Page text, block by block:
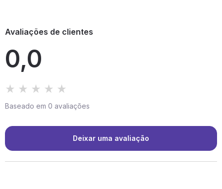
Avaliações de clientes
0,0
Baseado em 0 avaliações
Deixar uma avaliação